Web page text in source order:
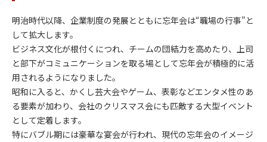
明治時代以降、企業制度の発展とともに忘年会は“職場の行事”と
して拡大します。
ビジネス文化が根付くにつれ、チームの団結力を高めたり、上司
と部下がコミュニケーションを取る場として忘年会が積極的に活
用されるようになりました。
昭和に入ると、かくし芸大会やゲーム、表彰などエンタメ性のあ
る要素が加わり、会社のクリスマス会にも匹敵する大型イベント
として定着します。
特にバブル期には豪華な宴会が行われ、現代の忘年会のイメージ